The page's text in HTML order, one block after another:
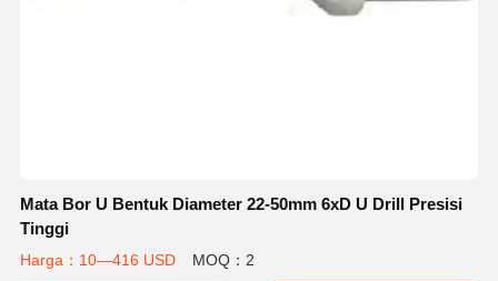
Mata Bor U Bentuk Diameter 22-50mm 6xD U Drill Presisi
Tinggi
Harga：10—416 USD MOQ：2